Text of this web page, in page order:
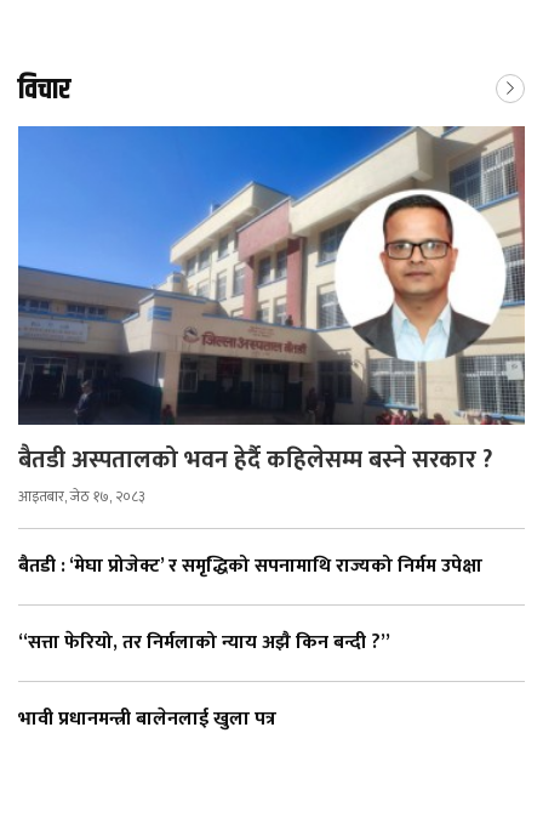
विचार
बैतडी अस्पतालको भवन हेर्दै कहिलेसम्म बस्ने सरकार ?
आइतबार, जेठ १७, २०८३
बैतडी : ‘मेघा प्रोजेक्ट’ र समृद्धिको सपनामाथि राज्यको निर्मम उपेक्षा
“सत्ता फेरियो, तर निर्मलाको न्याय अझै किन बन्दी ?”
भावी प्रधानमन्त्री बालेनलाई खुला पत्र